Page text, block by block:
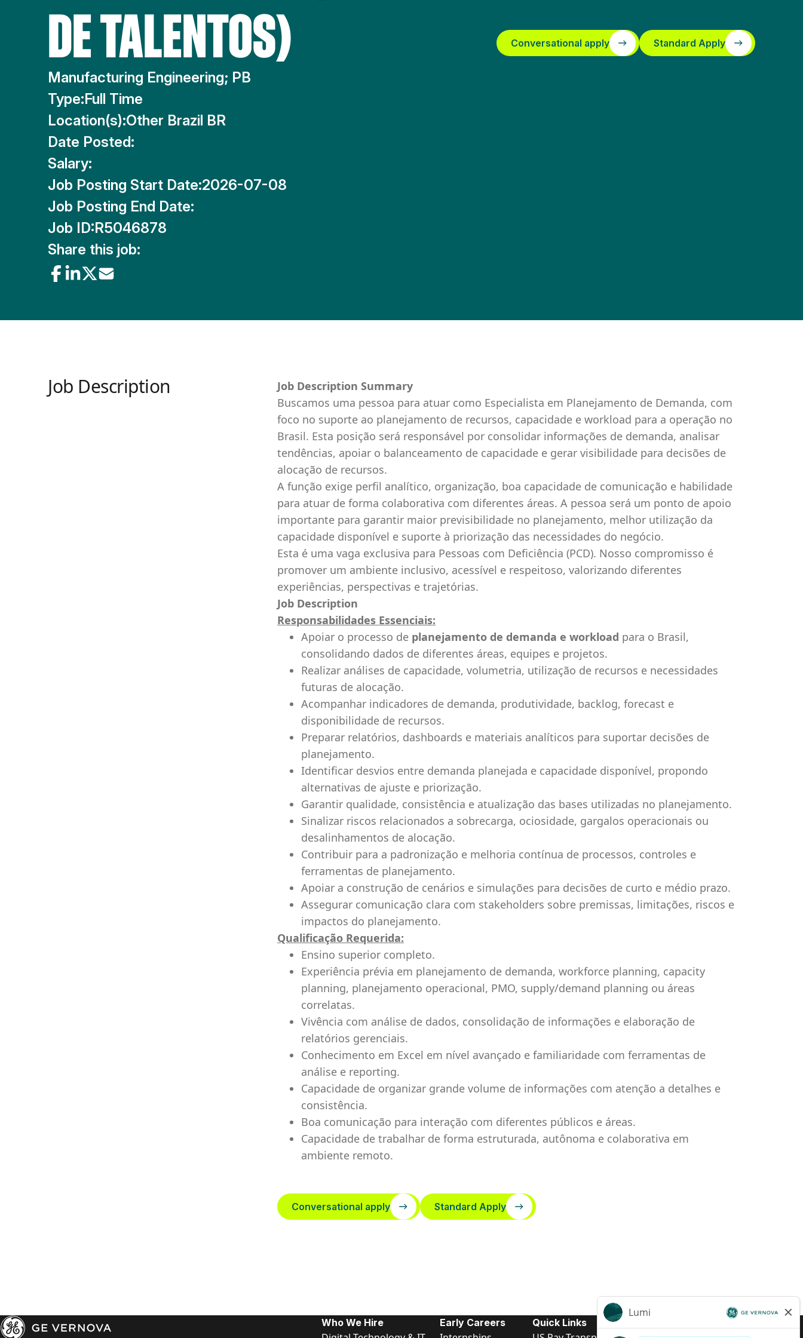
DE TALENTOS)
Manufacturing Engineering; PB
Type:Full Time
Location(s):Other Brazil BR
Date Posted:
Salary:
Job Posting Start Date:2026-07-08
Job Posting End Date:
Job ID:R5046878
Share this job:
Conversational apply Standard Apply
Job Description
Job Description Summary
Buscamos uma pessoa para atuar como Especialista em Planejamento de Demanda, com
foco no suporte ao planejamento de recursos, capacidade e workload para a operação no
Brasil. Esta posição será responsável por consolidar informações de demanda, analisar
tendências, apoiar o balanceamento de capacidade e gerar visibilidade para decisões de
alocação de recursos.
A função exige perfil analítico, organização, boa capacidade de comunicação e habilidade
para atuar de forma colaborativa com diferentes áreas. A pessoa será um ponto de apoio
importante para garantir maior previsibilidade no planejamento, melhor utilização da
capacidade disponível e suporte à priorização das necessidades do negócio.
Esta é uma vaga exclusiva para Pessoas com Deficiência (PCD). Nosso compromisso é
promover um ambiente inclusivo, acessível e respeitoso, valorizando diferentes
experiências, perspectivas e trajetórias.
Job Description
Responsabilidades Essenciais:
Apoiar o processo de planejamento de demanda e workload para o Brasil,
consolidando dados de diferentes áreas, equipes e projetos.
Realizar análises de capacidade, volumetria, utilização de recursos e necessidades
futuras de alocação.
Acompanhar indicadores de demanda, produtividade, backlog, forecast e
disponibilidade de recursos.
Preparar relatórios, dashboards e materiais analíticos para suportar decisões de
planejamento.
Identificar desvios entre demanda planejada e capacidade disponível, propondo
alternativas de ajuste e priorização.
Garantir qualidade, consistência e atualização das bases utilizadas no planejamento.
Sinalizar riscos relacionados a sobrecarga, ociosidade, gargalos operacionais ou
desalinhamentos de alocação.
Contribuir para a padronização e melhoria contínua de processos, controles e
ferramentas de planejamento.
Apoiar a construção de cenários e simulações para decisões de curto e médio prazo.
Assegurar comunicação clara com stakeholders sobre premissas, limitações, riscos e
impactos do planejamento.
Qualificação Requerida:
Ensino superior completo.
Experiência prévia em planejamento de demanda, workforce planning, capacity
planning, planejamento operacional, PMO, supply/demand planning ou áreas
correlatas.
Vivência com análise de dados, consolidação de informações e elaboração de
relatórios gerenciais.
Conhecimento em Excel em nível avançado e familiaridade com ferramentas de
análise e reporting.
Capacidade de organizar grande volume de informações com atenção a detalhes e
consistência.
Boa comunicação para interação com diferentes públicos e áreas.
Capacidade de trabalhar de forma estruturada, autônoma e colaborativa em
ambiente remoto.
Conversational apply Standard Apply
Who We Hire Early Careers Quick Links